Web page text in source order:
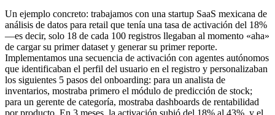
Un ejemplo concreto: trabajamos con una startup SaaS mexicana de
análisis de datos para retail que tenía una tasa de activación del 18%
—es decir, solo 18 de cada 100 registros llegaban al momento «aha»
de cargar su primer dataset y generar su primer reporte.
Implementamos una secuencia de activación con agentes autónomos
que identificaban el perfil del usuario en el registro y personalizaban
los siguientes 5 pasos del onboarding: para un analista de
inventarios, mostraba primero el módulo de predicción de stock;
para un gerente de categoría, mostraba dashboards de rentabilidad
por producto. En 3 meses, la activación subió del 18% al 43%, y el